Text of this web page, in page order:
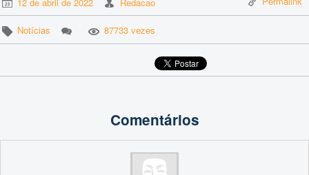
Notícias 87733 vezes
Comentários